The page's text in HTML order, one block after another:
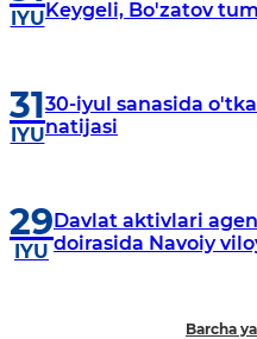
IYUKeygeli, Bo'zatov
31
IYU
30-iyul sanasida
natijasi
29
IYU
Davlat aktivlari
doirasida Navoiy
Barcha